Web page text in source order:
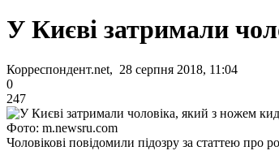
У Києві затримали
Корреспондент.net, 28 серпня 2018, 11:04
0
247
Фото: m.newsru.com
Чоловікові повідомили підозру за статтею про